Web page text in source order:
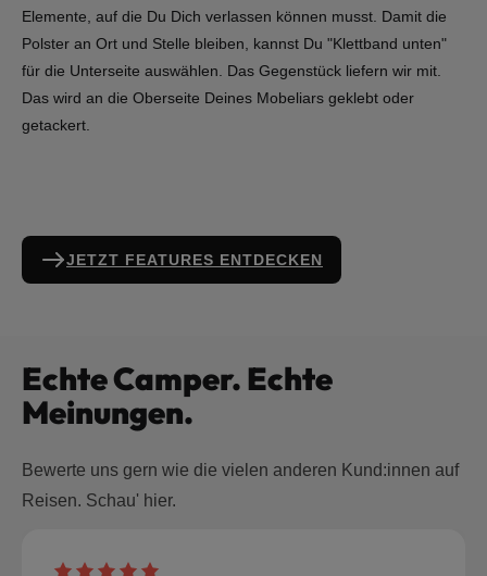
Elemente, auf die Du Dich verlassen können musst. Damit die
Polster an Ort und Stelle bleiben, kannst Du "Klettband unten"
für die Unterseite auswählen. Das Gegenstück liefern wir mit.
Das wird an die Oberseite Deines Mobeliars geklebt oder
getackert.
JETZT FEATURES ENTDECKEN
Echte Camper. Echte
Meinungen.
Bewerte uns gern wie die vielen anderen Kund:innen auf
Reisen. Schau' hier.